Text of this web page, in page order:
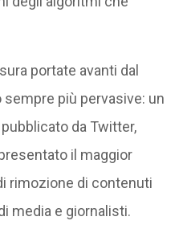
portate avanti dal
più pervasive: un
da Twitter,
il maggior
rimozione di contenuti
media e giornalisti.